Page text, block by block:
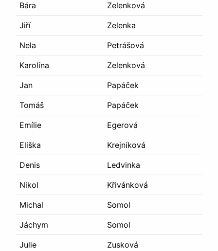
Bára Zelenková
Jiří Zelenka
Nela Petrášová
Karolína Zelenková
Jan Papáček
Tomáš Papáček
Emílie Egerová
Eliška Krejníková
Denis Ledvinka
Nikol Křivánková
Michal Somol
Jáchym Somol
Julie Zusková